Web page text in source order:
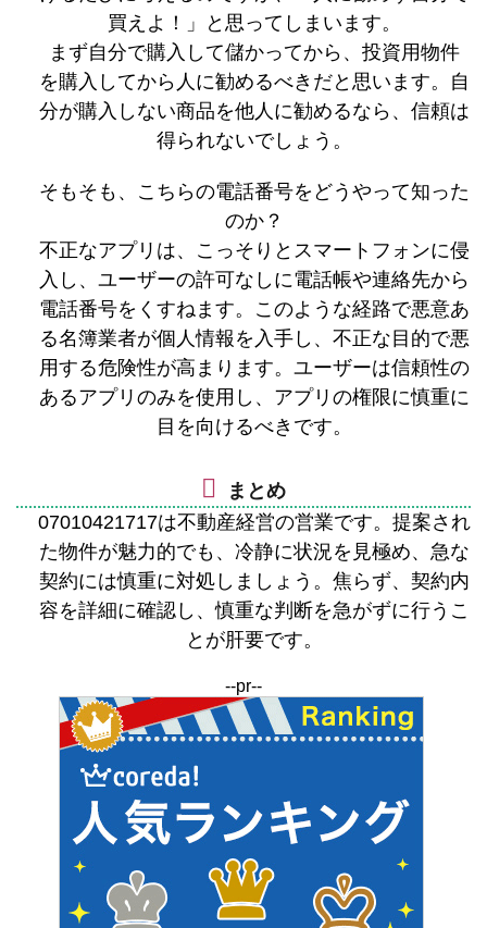
買えよ！」と思ってしまいます。
まず自分で購入して儲かってから、投資用物件
を購入してから人に勧めるべきだと思います。自
分が購入しない商品を他人に勧めるなら、信頼は
得られないでしょう。
そもそも、こちらの電話番号をどうやって知った
のか？
不正なアプリは、こっそりとスマートフォンに侵
入し、ユーザーの許可なしに電話帳や連絡先から
電話番号をくすねます。このような経路で悪意あ
る名簿業者が個人情報を入手し、不正な目的で悪
用する危険性が高まります。ユーザーは信頼性の
あるアプリのみを使用し、アプリの権限に慎重に
目を向けるべきです。
まとめ
07010421717は不動産経営の営業です。提案され
た物件が魅力的でも、冷静に状況を見極め、急な
契約には慎重に対処しましょう。焦らず、契約内
容を詳細に確認し、慎重な判断を急がずに行うこ
とが肝要です。
--pr--